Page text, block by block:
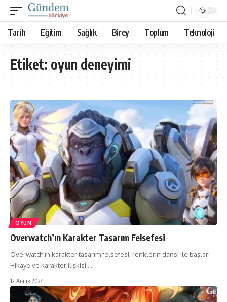
Tarih Eğitim Sağlık Birey Toplum Teknoloji
Etiket:oyun deneyimi
OYUN
Overwatch’ın Karakter Tasarım Felsefesi
Overwatch'ın karakter tasarım felsefesi, renklerin dansı ile başlar!
Hikaye ve karakter ilişkisi,…
12 Aralık 2024